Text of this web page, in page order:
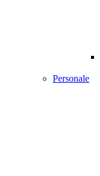
Personale